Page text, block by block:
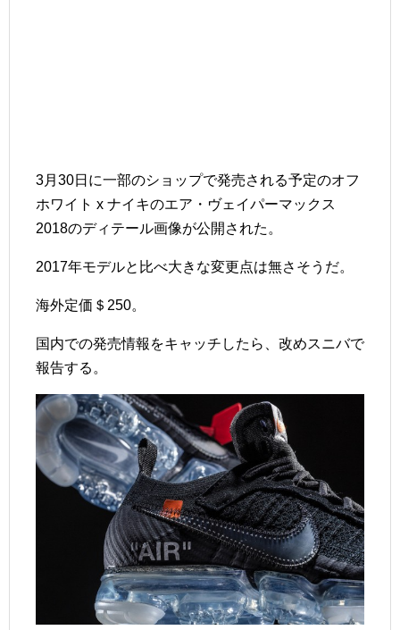
3月30日に一部のショップで発売される予定のオフ
ホワイト x ナイキのエア・ヴェイパーマックス
2018のディテール画像が公開された。
2017年モデルと比べ大きな変更点は無さそうだ。
海外定価＄250。
国内での発売情報をキャッチしたら、改めスニバで
報告する。